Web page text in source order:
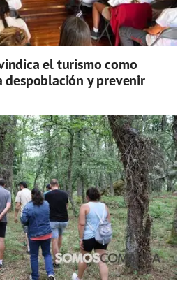
el turismo como
y prevenir